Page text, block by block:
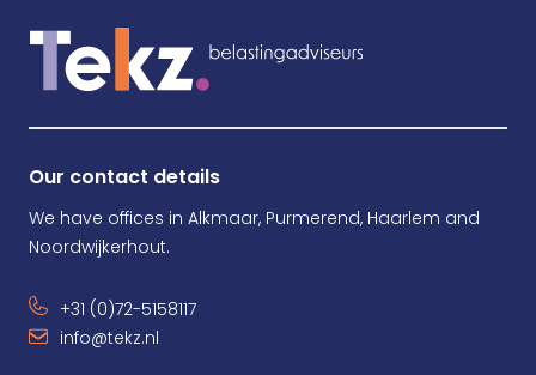
Our contact details
We have offices in Alkmaar, Purmerend, Haarlem and
Noordwijkerhout.
+31 (0)72-5158117
info@tekz.nl